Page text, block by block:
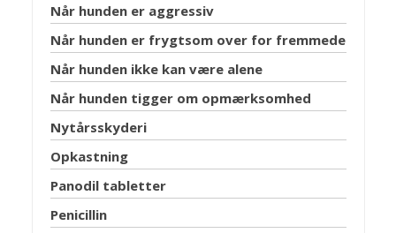
Når hunden er aggressiv
Når hunden er frygtsom over for fremmede
Når hunden ikke kan være alene
Når hunden tigger om opmærksomhed
Nytårsskyderi
Opkastning
Panodil tabletter
Penicillin